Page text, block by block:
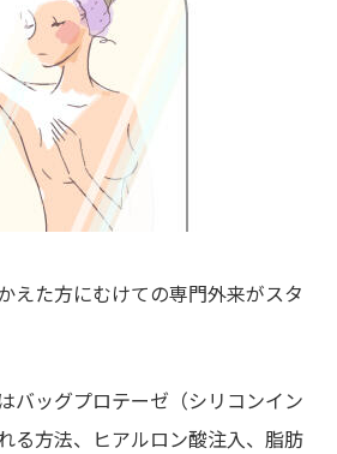
えた方にむけての専門外来がスタ
バッグプロテーゼ（シリコンイン
る方法、ヒアルロン酸注入、脂肪